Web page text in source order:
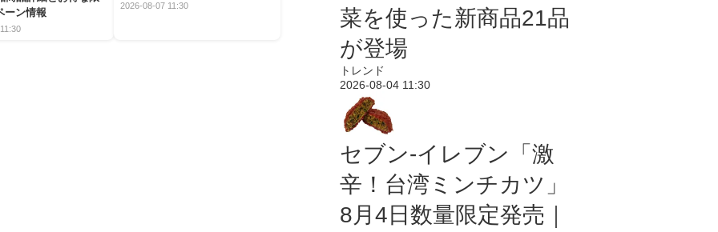
ーン情報
2026-08-07 11:30
菜を使った新商品21品
が登場
トレンド
2026-08-04 11:30
セブン-イレブン「激
辛！台湾ミンチカツ」
8月4日数量限定発売｜